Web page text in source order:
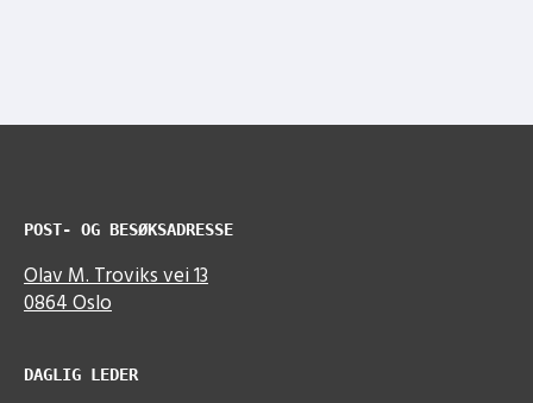
POST- OG BESØKSADRESSE
Olav M. Troviks vei 13
0864 Oslo
DAGLIG LEDER